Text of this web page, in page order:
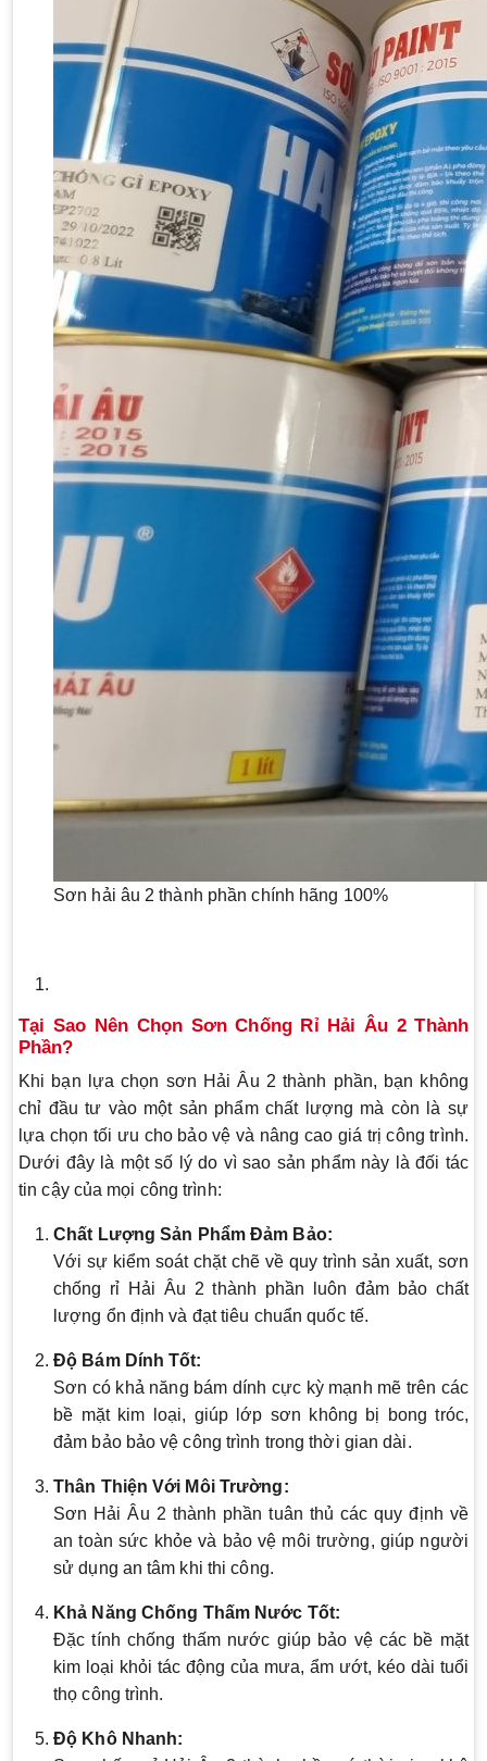
Sơn hải âu 2 thành phần chính hãng 100%
Tại Sao Nên Chọn Sơn Chống Rỉ Hải Âu 2 Thành
Phần?
Khi bạn lựa chọn sơn Hải Âu 2 thành phần, bạn không
chỉ đầu tư vào một sản phẩm chất lượng mà còn là sự
lựa chọn tối ưu cho bảo vệ và nâng cao giá trị công trình.
Dưới đây là một số lý do vì sao sản phẩm này là đối tác
tin cậy của mọi công trình:
Chất Lượng Sản Phẩm Đảm Bảo:
Với sự kiểm soát chặt chẽ về quy trình sản xuất, sơn
chống rỉ Hải Âu 2 thành phần luôn đảm bảo chất
lượng ổn định và đạt tiêu chuẩn quốc tế.
Độ Bám Dính Tốt:
Sơn có khả năng bám dính cực kỳ mạnh mẽ trên các
bề mặt kim loại, giúp lớp sơn không bị bong tróc,
đảm bảo bảo vệ công trình trong thời gian dài.
Thân Thiện Với Môi Trường:
Sơn Hải Âu 2 thành phần tuân thủ các quy định về
an toàn sức khỏe và bảo vệ môi trường, giúp người
sử dụng an tâm khi thi công.
Khả Năng Chống Thấm Nước Tốt:
Đặc tính chống thấm nước giúp bảo vệ các bề mặt
kim loại khỏi tác động của mưa, ẩm ướt, kéo dài tuổi
thọ công trình.
Độ Khô Nhanh: